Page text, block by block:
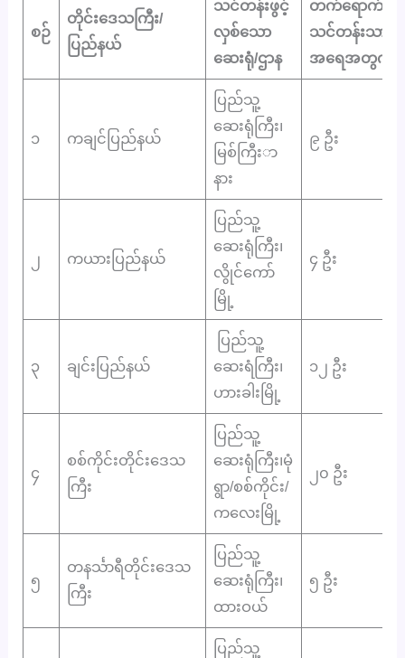
စဉ်
တိုင်းဒေသကြီး/
ပြည်နယ်
သင်တန်းဖွင့်
လှစ်သော
ဆေးရုံ/ဌာန
တက်ရောက်
သင်တန်းသား
အရေအတွက်
၁ ကချင်ပြည်နယ်
ပြည်သူ့
ဆေးရုံကြီး၊
မြစ်ကြီးာ
နား
၉ ဦး
၂ ကယားပြည်နယ်
ပြည်သူ့
ဆေးရုံကြီး၊
လွိုင်ကော်
မြို့
၄ ဦး
၃ ချင်းပြည်နယ်
ပြည်သူ့
ဆေးရံကြီး၊
ဟားခါးမြို့
၁၂ ဦး
၄
စစ်ကိုင်းတိုင်းဒေသ
ကြီး
ပြည်သူ့
ဆေးရုံကြီး၊မုံ
ရွာ/စစ်ကိုင်း/
ကလေးမြို့
၂၀ ဦး
၅
တနင်္သာရီတိုင်းဒေသ
ကြီး
ပြည်သူ့
ဆေးရုံကြီး၊
ထားဝယ်
၅ ဦး
ပြည်သူ့